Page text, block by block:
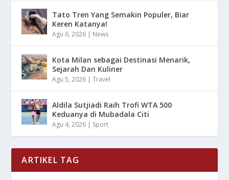
Tato Tren Yang Semakin Populer, Biar
Keren Katanya!
Agu 6, 2026 | News
Kota Milan sebagai Destinasi Menarik,
Sejarah Dan Kuliner
Agu 5, 2026 |Travel
Aldila Sutjiadi Raih Trofi WTA 500
Keduanya di Mubadala Citi
Agu 4, 2026 | Sport
ARTIKEL TAG